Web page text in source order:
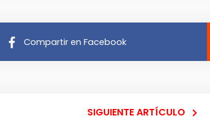
Compartir en Facebook
SIGUIENTE ARTÍCULO